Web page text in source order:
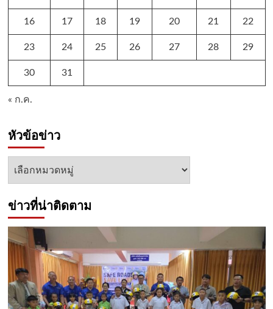
16 17 18 19 20 21 22
23 24 25 26 27 28 29
30 31
« ก.ค.
หัวข้อข่าว
หัวข้อ
ข่าวที่น่าติดตาม